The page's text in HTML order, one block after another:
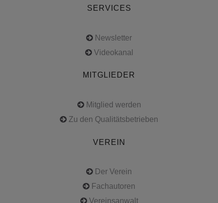
SERVICES
Newsletter
Videokanal
MITGLIEDER
Mitglied werden
Zu den Qualitätsbetrieben
VEREIN
Der Verein
Fachautoren
Vereinsanwalt